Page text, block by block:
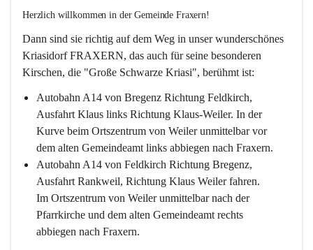
Herzlich willkommen in der Gemeinde Fraxern!
Dann sind sie richtig auf dem Weg in unser wunderschönes
Kriasidorf FRAXERN, das auch für seine besonderen
Kirschen, die "Große Schwarze Kriasi", berühmt ist:
Autobahn A14 von Bregenz Richtung Feldkirch,
Ausfahrt Klaus links Richtung Klaus-Weiler. In der
Kurve beim Ortszentrum von Weiler unmittelbar vor
dem alten Gemeindeamt links abbiegen nach Fraxern.
Autobahn A14 von Feldkirch Richtung Bregenz,
Ausfahrt Rankweil, Richtung Klaus Weiler fahren.
Im Ortszentrum von Weiler unmittelbar nach der
Pfarrkirche und dem alten Gemeindeamt rechts
abbiegen nach Fraxern.